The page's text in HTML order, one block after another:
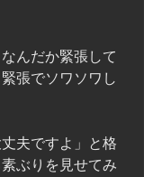
んだか緊張して
張でソワソワし
夫ですよ」と格
ぶりを見せてみ